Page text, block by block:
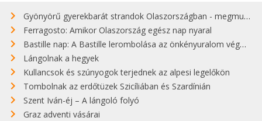
Gyönyörű gyerekbarát strandok Olaszországban - megmutatjuk a 15 legjobbat
Ferragosto: Amikor Olaszország egész nap nyaral
Bastille nap: A Bastille lerombolása az önkényuralom végét jelentette
Lángolnak a hegyek
Kullancsok és szúnyogok terjednek az alpesi legelőkön
Tombolnak az erdőtüzek Szicíliában és Szardínián
Szent Iván-éj – A lángoló folyó
Graz adventi vásárai